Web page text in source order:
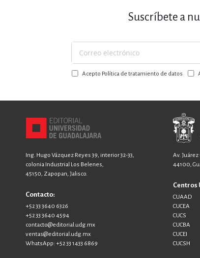
Suscríbete a
Suscríbase
a
nuestroAcepto Política de tratamiento de datos
Ing. Hugo Vázquez Reyes 39, interior 32-33,
colonia Industrial Los Belenes,
45150, Zapopan, Jalisco.
Contacto:
+52 33 3640 6326
+52 33 3640 4594
contacto@editorial.udg.mx
ventas@editorial.udg.mx
WhatsApp: +52 33 1433 6869
Av. Juárez
44100,
Centros
CUAAD
CUCEA
CUCS
CUCBA
CUCEI
CUCSH